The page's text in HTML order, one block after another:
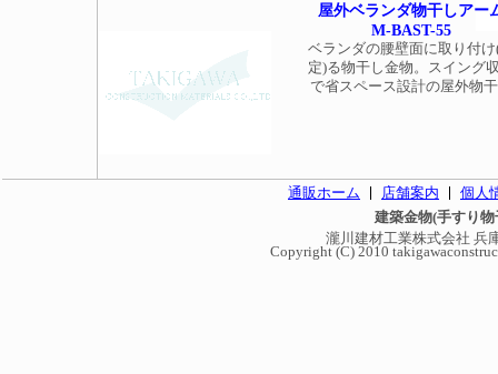
屋外ベランダ物干しアー
M-BAST-55
ベランダの腰壁面に取り付
定)る物干し金物。スイング
で省スペース設計の屋外物
通販ホーム 店舗案内
個人
建築金物(手すり
瀧川建材工業株式会社 兵
Copyright (C) 2010